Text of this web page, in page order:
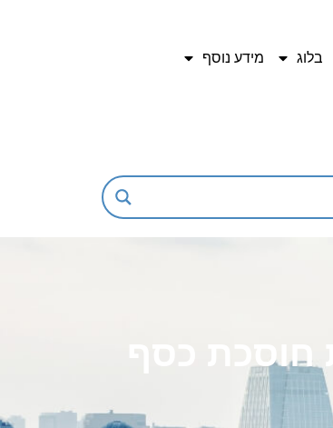
בלוג מידע נוסף
כסף